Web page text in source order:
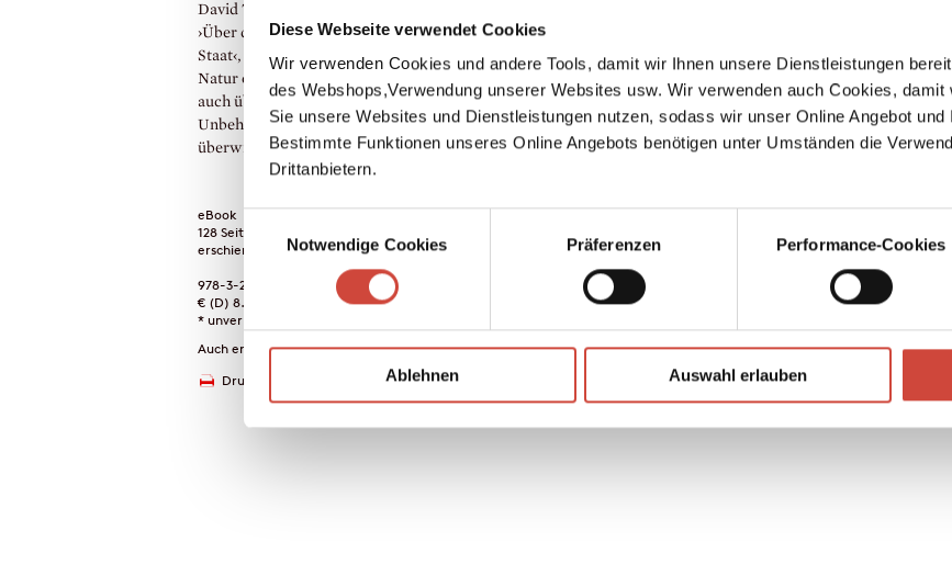
Diese Webseite verwendet Cookies
Wir verwenden Cookies und andere Tools, damit wir Ihnen unsere Dienstleistungen
des Webshops,Verwendung unserer Websites usw. Wir verwenden auch Cookies,
Sie unsere Websites und Dienstleistungen nutzen, sodass wir unser Online Angebot
Bestimmte Funktionen unseres Online Angebots benötigen unter Umständen die
Drittanbietern.
Notwendige Cookies
Präferenzen Performance-Cookies
Ablehnen Auswahl erlauben
Kaufen
David Thoreau, den Autor von ›Walden‹ und
›Über die Pflicht zum Ungehorsam gegen den
Staat‹, stellt das tägliche Umherstreifen durch die
Natur eine Art Überlebensstrategie dar, real wie
auch übertragen – Spazieren als Versuch, das
Unbehagen gegenüber der Gesellschaft zu
überwinden.
eBook
128 Seiten (Printausgabe)
erschienen am 20. März 2019
978-3-257-60966-0
€ (D) 8.99 / sFr 12.00* / € (A) 8.99
* unverb. Preisempfehlung
Auch erhältlich als
Drucken